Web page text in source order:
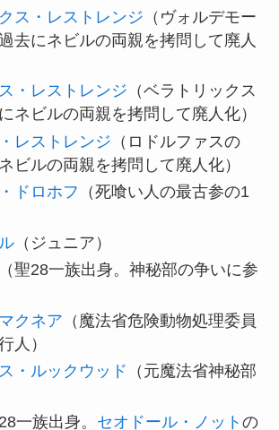
ス・レストレンジ （ヴォルデモー
去にネビルの両親を拷問して廃人
・レストレンジ （ベラトリックス
ネビルの両親を拷問して廃人化）
レストレンジ （ロドルファスの
ビルの両親を拷問して廃人化）
ドロホフ （死喰い人の最古参の1
（ジュニア）
（聖28一族出身。神秘部の争いに参
クネア （魔法省危険動物処理委員
人）
・ルックウッド （元魔法省神秘部
一族出身。 セオドール・ノット の